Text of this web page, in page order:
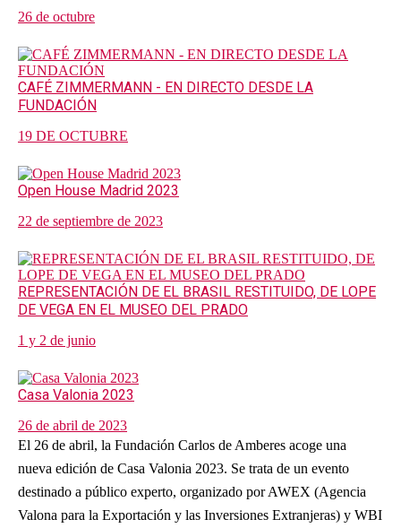
26 de octubre
CAFÉ ZIMMERMANN - EN DIRECTO DESDE LA
FUNDACIÓN
19 DE OCTUBRE
Open House Madrid 2023
22 de septiembre de 2023
REPRESENTACIÓN DE EL BRASIL RESTITUIDO, DE LOPE
DE VEGA EN EL MUSEO DEL PRADO
1 y 2 de junio
Casa Valonia 2023
26 de abril de 2023
El 26 de abril, la Fundación Carlos de Amberes acoge una
nueva edición de Casa Valonia 2023. Se trata de un evento
destinado a público experto, organizado por AWEX (Agencia
Valona para la Exportación y las Inversiones Extranjeras) y WBI